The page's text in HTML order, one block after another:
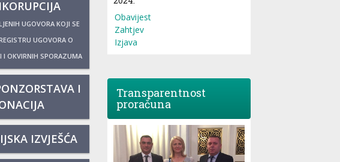
UGOVORA KOJI SE
UGOVORA O
I OKVIRNIH SPORAZUMA
I
IZVJEŠĆA
Obavijest
Zahtjev
Izjava
Transparentnost
proračuna